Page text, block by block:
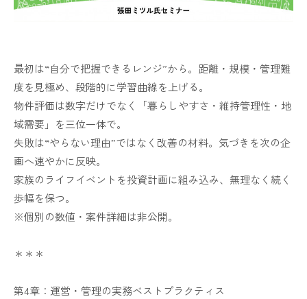
最初は“自分で把握できるレンジ”から。距離・規模・管理難
度を見極め、段階的に学習曲線を上げる。
物件評価は数字だけでなく「暮らしやすさ・維持管理性・地
域需要」を三位一体で。
失敗は“やらない理由”ではなく改善の材料。気づきを次の企
画へ速やかに反映。
家族のライフイベントを投資計画に組み込み、無理なく続く
歩幅を保つ。
※個別の数値・案件詳細は非公開。
＊＊＊
第4章：運営・管理の実務ベストプラクティス